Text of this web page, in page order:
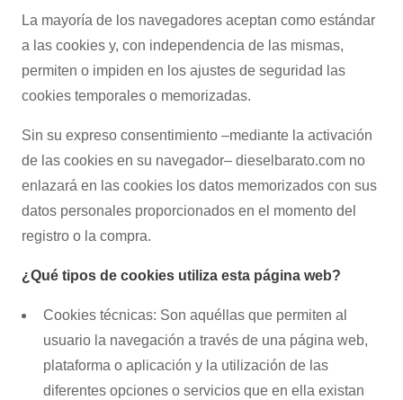
La mayoría de los navegadores aceptan como estándar
a las cookies y, con independencia de las mismas,
permiten o impiden en los ajustes de seguridad las
cookies temporales o memorizadas.
Sin su expreso consentimiento –mediante la activación
de las cookies en su navegador– dieselbarato.com no
enlazará en las cookies los datos memorizados con sus
datos personales proporcionados en el momento del
registro o la compra.
¿Qué tipos de cookies utiliza esta página web?
Cookies técnicas: Son aquéllas que permiten al
usuario la navegación a través de una página web,
plataforma o aplicación y la utilización de las
diferentes opciones o servicios que en ella existan